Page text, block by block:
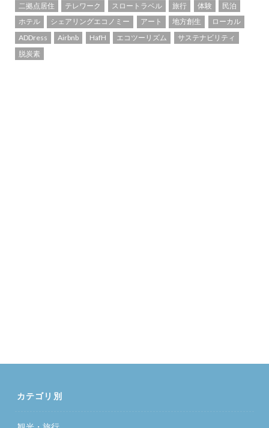
二拠点居住
テレワーク スロートラベル 旅行 体験
民泊
ホテル
シェアリングエコノミー アート 地方創生
ローカル
ADDress
Airbnb HafH エコツーリズム
サステナビリティ
脱炭素
カテゴリ別